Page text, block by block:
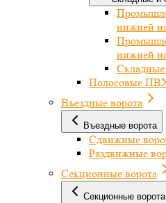
нижней
нижней
Складные
Полосовые
Въездные ворота
Въездные ворота
Сдвижные
Раздвижные
Секционные ворота
Секционные ворота